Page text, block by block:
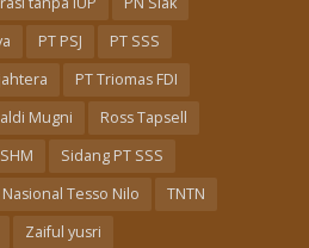
PT PSJ
PT SSS
PT Triomas FDI
Mugni
Ross Tapsell
SHM
Sidang PT SSS
Tesso Nilo
TNTN
Zaiful yusri